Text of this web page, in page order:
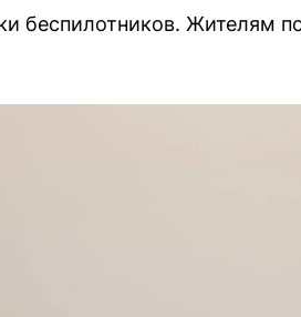
беспилотников. Жителям